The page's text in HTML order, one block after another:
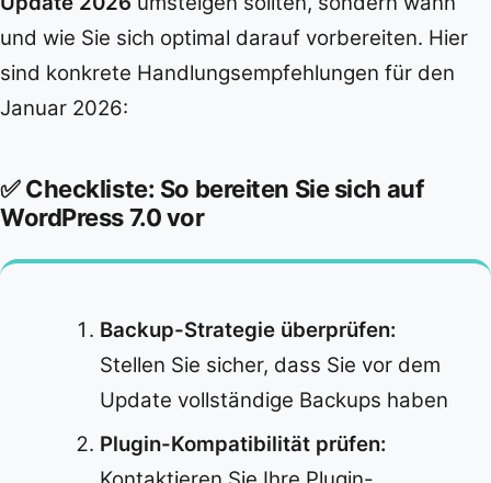
und wie Sie sich optimal darauf vorbereiten. Hier
sind konkrete Handlungsempfehlungen für den
Januar 2026:
✅ Checkliste: So bereiten Sie sich auf
WordPress 7.0 vor
Backup-Strategie überprüfen:
Stellen Sie sicher, dass Sie vor dem
Update vollständige Backups haben
Plugin-Kompatibilität prüfen: